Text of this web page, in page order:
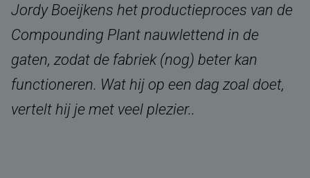
Jordy Boeijkens het productieproces van de
Compounding Plant nauwlettend in de
gaten, zodat de fabriek (nog) beter kan
functioneren. Wat hij op een dag zoal doet,
vertelt hij je met veel plezier..